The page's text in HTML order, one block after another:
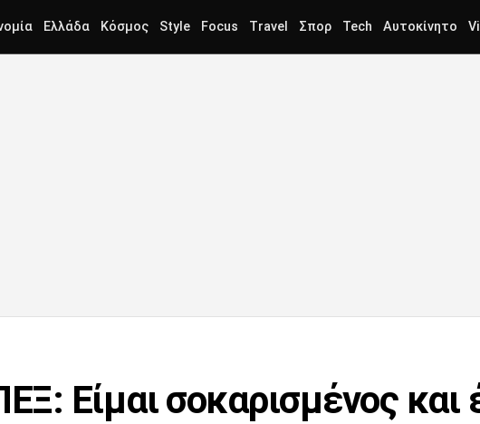
Ελλάδα Κόσμος Style Focus Travel Σπορ Tech Αυτοκίνητο
Είμαι σοκαρισμένος και